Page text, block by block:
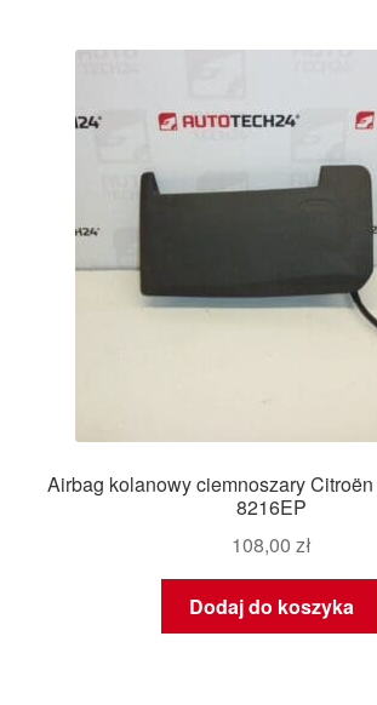
Airbag kolanowy ciemnoszary
8216EP
108,00 zł
Dodaj do koszyka